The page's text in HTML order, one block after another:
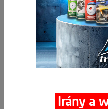
Cikkszám:OTALL140X85
Irány a